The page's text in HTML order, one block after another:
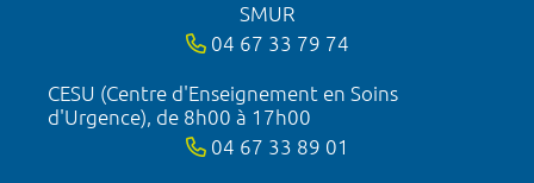
SMUR
04 67 33 79 74
CESU (Centre d'Enseignement en Soins
d'Urgence), de 8h00 à 17h00
04 67 33 89 01